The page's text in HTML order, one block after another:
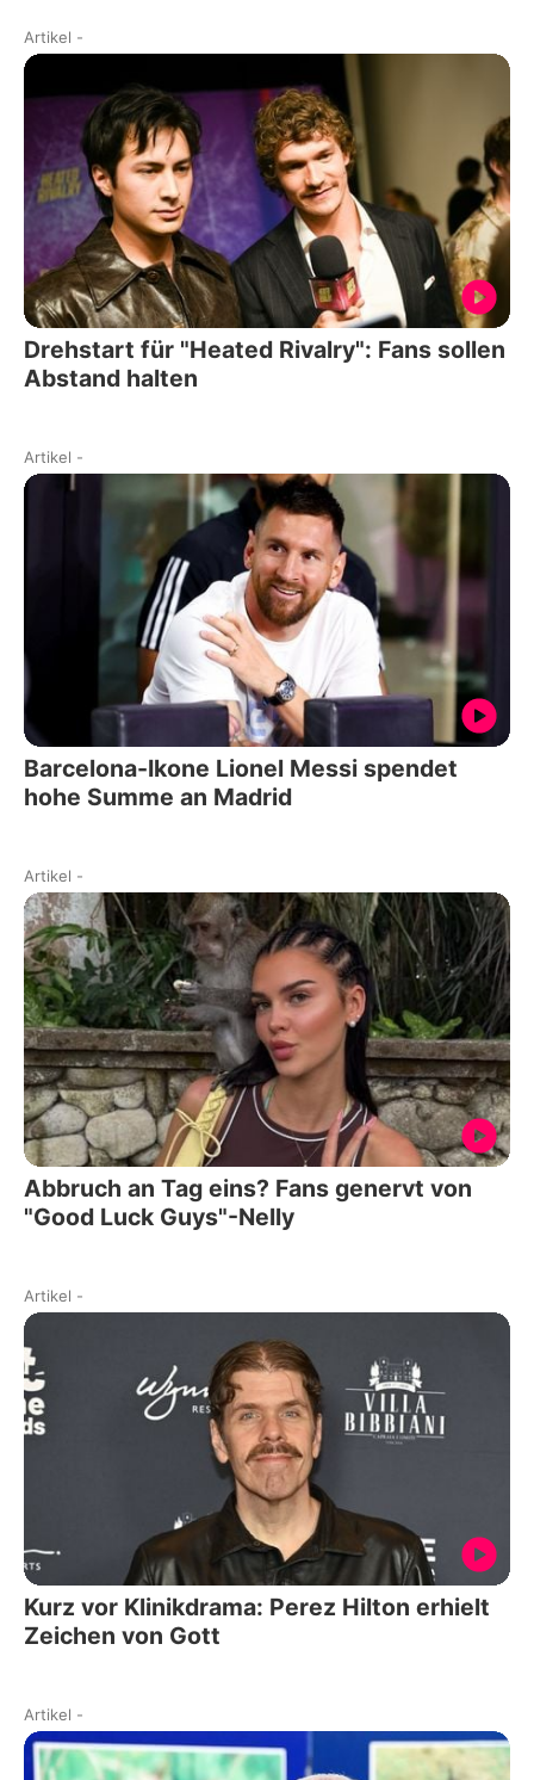
Artikel -
Drehstart für "Heated Rivalry": Fans sollen
Abstand halten
Artikel -
Barcelona-Ikone Lionel Messi spendet
hohe Summe an Madrid
Artikel -
Abbruch an Tag eins? Fans genervt von
"Good Luck Guys"-Nelly
Artikel -
Kurz vor Klinikdrama: Perez Hilton erhielt
Zeichen von Gott
Artikel -